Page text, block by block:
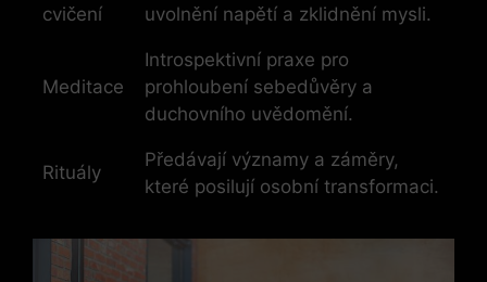
cvičení
uvolnění napětí a zklidnění mysli.
Meditace
Introspektivní praxe pro
prohloubení sebedůvěry a
duchovního uvědomění.
Rituály
Předávají významy a záměry,
které posilují osobní transformaci.